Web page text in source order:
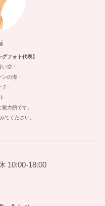
フォト代表】
空・
の海・
・
力的です。
てください。
10:00-18:00